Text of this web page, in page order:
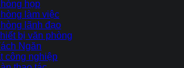
họp
làm việc
lãnh đạo
bị văn phòng
Ngăn
công nghiệp